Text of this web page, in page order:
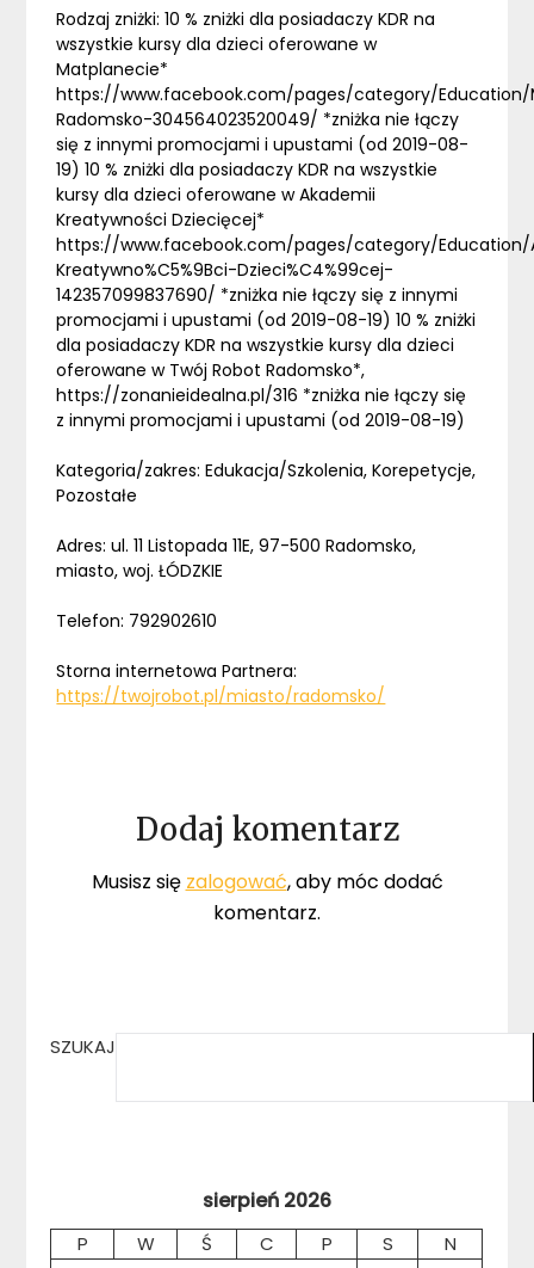
Rodzaj zniżki: 10 % zniżki dla posiadaczy KDR na
wszystkie kursy dla dzieci oferowane w
Matplanecie*
https://www.facebook.com/pages/category/
Radomsko-304564023520049/ *zniżka nie łączy
się z innymi promocjami i upustami (od 2019-08-
19) 10 % zniżki dla posiadaczy KDR na wszystkie
kursy dla dzieci oferowane w Akademii
Kreatywności Dziecięcej*
https://www.facebook.com/pages/category/
Kreatywno%C5%9Bci-Dzieci%C4%99cej-
142357099837690/ *zniżka nie łączy się z innymi
promocjami i upustami (od 2019-08-19) 10 % zniżki
dla posiadaczy KDR na wszystkie kursy dla dzieci
oferowane w Twój Robot Radomsko*,
https://zonanieidealna.pl/316 *zniżka nie łączy się
z innymi promocjami i upustami (od 2019-08-19)
Kategoria/zakres: Edukacja/Szkolenia, Korepetycje,
Pozostałe
Adres: ul. 11 Listopada 11E, 97-500 Radomsko,
miasto, woj. ŁÓDZKIE
Telefon: 792902610
Storna internetowa Partnera:
https://twojrobot.pl/miasto/radomsko/
Dodaj komentarz
Musisz się zalogować, aby móc dodać
komentarz.
SZUKAJ
sierpień 2026
P W Ś C P S
N